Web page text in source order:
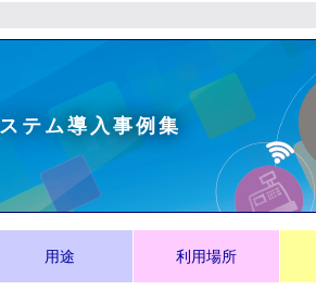
テム導入事例集
用途 利用場所